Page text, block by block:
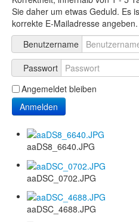
Sie daher um etwas Geduld. Es
korrekte E-Mailadresse angeben.
Benutzername
Passwort
Angemeldet bleiben
Anmelden
aaDS8_6640.JPG
aaDSC_0702.JPG
aaDSC_4688.JPG